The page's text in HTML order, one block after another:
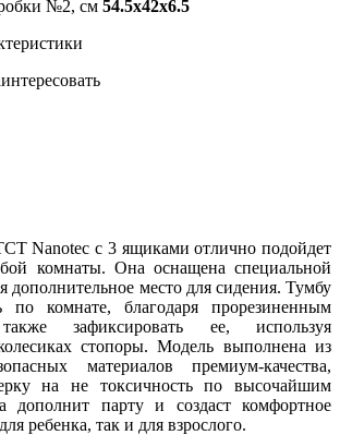
№2, см 54.5x42x6.5
Nanotec с 3 ящиками отлично подойдет
комнаты. Она оснащена специальной
дополнительное место для сидения. Тумбу
по комнате, благодаря прорезиненным
зафиксировать ее, используя
стопоры. Модель выполнена из
материалов премиум-качества,
на не токсичность по высочайшим
дополнит парту и создаст комфортное
ребенка, так и для взрослого.